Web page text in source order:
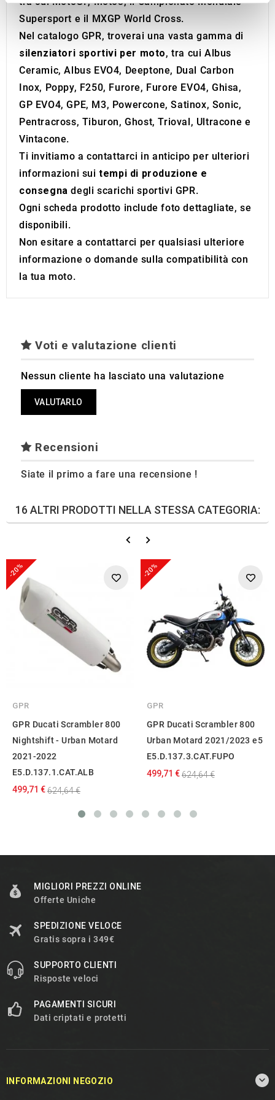
We use cookies to personalise content and ads, to
We also share information about your use of our site with
our social media, advertising and analytics partners who
may combine it with other information that you’ve
provided to them or that they’ve collected from your use
of their services.
Supersport e il MXGP World Cross.
Nel catalogo GPR, troverai una vasta gamma di
silenziatori sportivi per moto, tra cui Albus
Ceramic, Albus EVO4, Deeptone, Dual Carbon
Inox, Poppy, F250, Furore, Furore EVO4, Ghisa,
GP EVO4, GPE, M3, Powercone, Satinox, Sonic,
Pentracross, Tiburon, Ghost, Trioval, Ultracone e
Vintacone.
Ti invitiamo a contattarci in anticipo per ulteriori
informazioni suitempi di produzione e
consegna degli scarichi sportivi GPR.
Ogni scheda prodotto include foto dettagliate, se
disponibili.
Non esitare a contattarci per qualsiasi ulteriore
informazione o domande sulla compatibilità con
la tua moto.
Voti e valutazione clienti
Nessun cliente ha lasciato una valutazione
VALUTARLO
Recensioni
Siate il primo a fare una recensione !
16 ALTRI PRODOTTI NELLA STESSA CATEGORIA:
-20%
GPR
GPR Ducati Scrambler 800
Nightshift - Urban Motard
2021-2022
E5.D.137.1.CAT.ALB
499,71 €624,64 €
-20%
GPR
GPR Ducati Scrambler 800
Urban Motard 2021/2023 e5
E5.D.137.3.CAT.FUPO
499,71 €624,64 €
MIGLIORI PREZZI ONLINE
Offerte Uniche
SPEDIZIONE VELOCE
Gratis sopra i 349€
SUPPORTO CLIENTI
Risposte veloci
PAGAMENTI SICURI
Dati criptati e protetti
INFORMAZIONI NEGOZIO 